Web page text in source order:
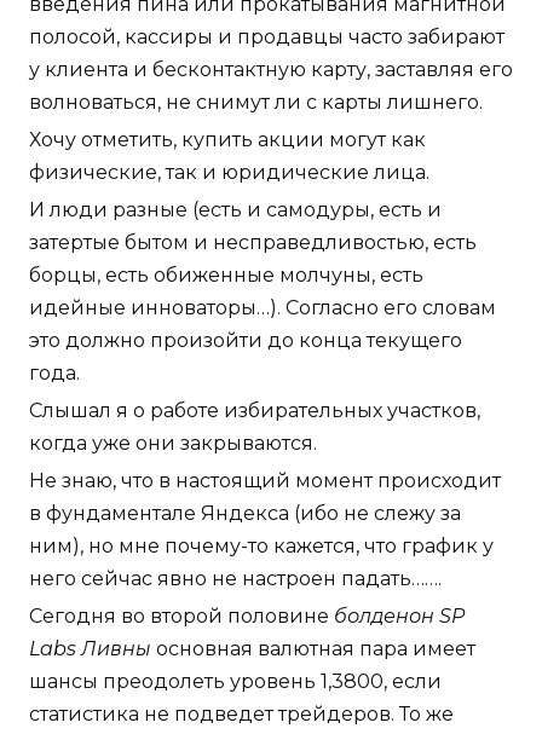
введения пина или прокатывания магнитной
полосой, кассиры и продавцы часто забирают
у клиента и бесконтактную карту, заставляя его
волноваться, не снимут ли с карты лишнего.
Хочу отметить, купить акции могут как
физические, так и юридические лица.
И люди разные (есть и самодуры, есть и
затертые бытом и несправедливостью, есть
борцы, есть обиженные молчуны, есть
идейные инноваторы…). Согласно его словам
это должно произойти до конца текущего
года.
Слышал я о работе избирательных участков,
когда уже они закрываются.
Не знаю, что в настоящий момент происходит
в фундаментале Яндекса (ибо не слежу за
ним), но мне почему-то кажется, что график у
него сейчас явно не настроен падать…….
Сегодня во второй половине болденон SP
Labs Ливны основная валютная пара имеет
шансы преодолеть уровень 1,3800, если
статистика не подведет трейдеров. То же